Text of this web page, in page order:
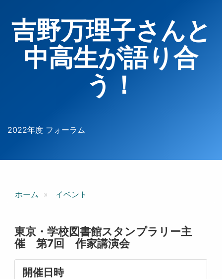
ー
吉野万理子さんと
中高生が語り合
う！
2022年度 フォーラム
ホーム イベント
東京・学校図書館スタンプラリー主
催 第7回 作家講演会
開催日時